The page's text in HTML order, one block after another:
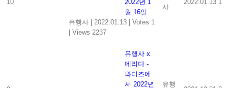
10
2022년 1
월 16일
유행사
2022.01.13
Votes 1
Views 2237
사
2022.01.13 1
유행사 x
데리다 -
와디즈에
서 2022년
유행